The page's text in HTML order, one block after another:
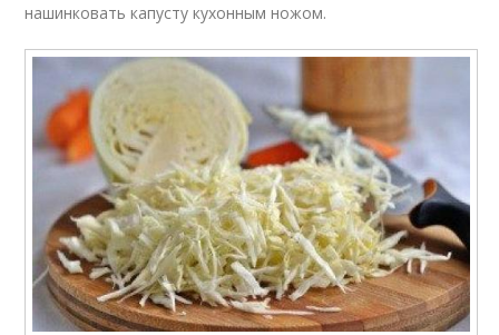
нашинковать капусту кухонным ножом.